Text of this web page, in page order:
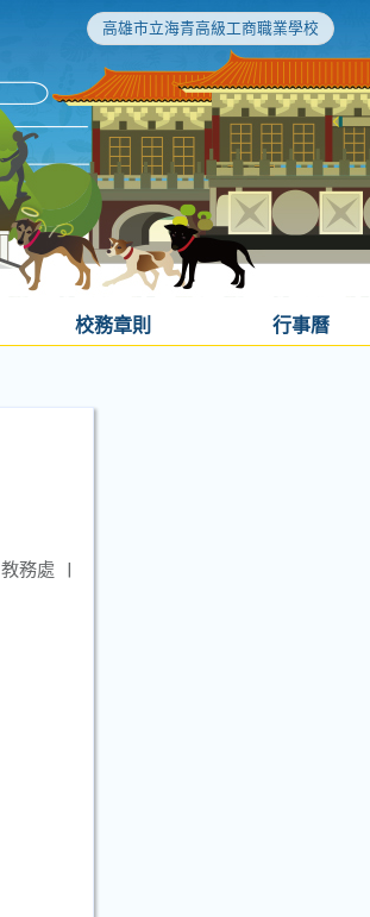
高雄市立海青高級工商職業學校
校務章則 行事曆
教務處 |